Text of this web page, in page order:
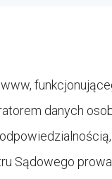
danych
Sądowego